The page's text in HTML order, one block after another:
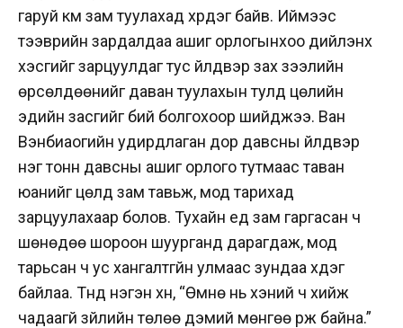
гаруй км зам туулахад хүрдэг байв. Иймээс
тээврийн зардалдаа ашиг орлогынхоо дийлэнх
хэсгийг зарцуулдаг тус үйлдвэр зах зээлийн
өрсөлдөөнийг даван туулахын тулд цөлийн
эдийн засгийг бий болгохоор шийджээ. Ван
Вэнбиаогийн удирдлаган дор давсны үйлдвэр
нэг тонн давсны ашиг орлого тутмаас таван
юанийг цөлд зам тавьж, мод тарихад
зарцуулахаар болов. Тухайн үед зам гаргасан ч
шөнөдөө шороон шуурганд дарагдаж, мод
тарьсан ч ус хангалтгүйн улмаас зундаа үхдэг
байлаа. Түүнд нэгэн хүн, “Өмнө нь хэний ч хийж
чадаагүй зүйлийн төлөө дэмий мөнгөө үрж байна.”